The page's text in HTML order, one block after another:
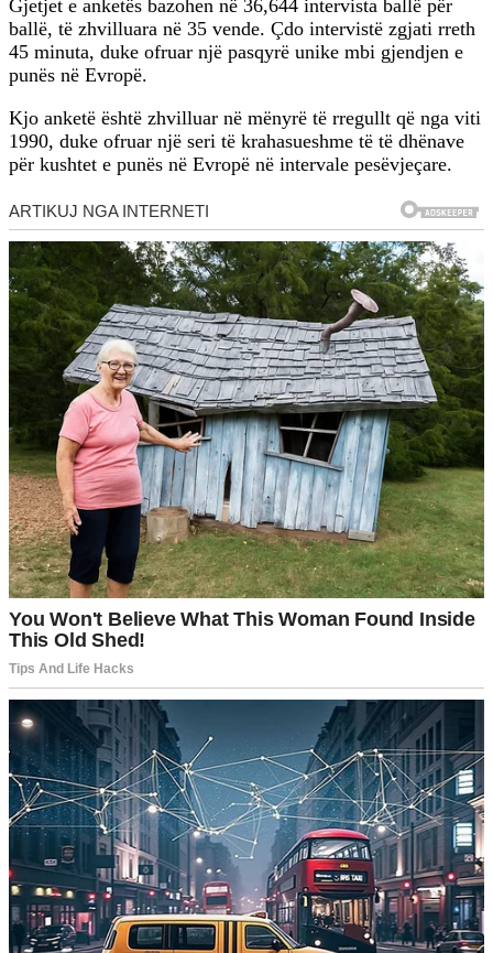
Gjetjet e anketës bazohen në 36,644 intervista ballë për
ballë, të zhvilluara në 35 vende. Çdo intervistë zgjati rreth
45 minuta, duke ofruar një pasqyrë unike mbi gjendjen e
punës në Evropë.
Kjo anketë është zhvilluar në mënyrë të rregullt që nga viti
1990, duke ofruar një seri të krahasueshme të të dhënave
për kushtet e punës në Evropë në intervale pesëvjeçare.